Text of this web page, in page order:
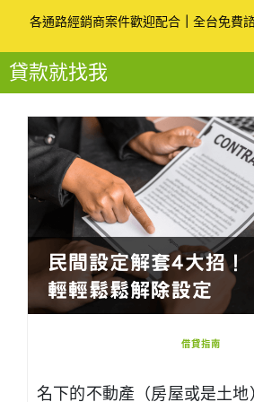
to
content
各通路經銷商案件歡迎配合 全台免費
貸款就找我
借貸指南
名下的不動產（房屋或是土地